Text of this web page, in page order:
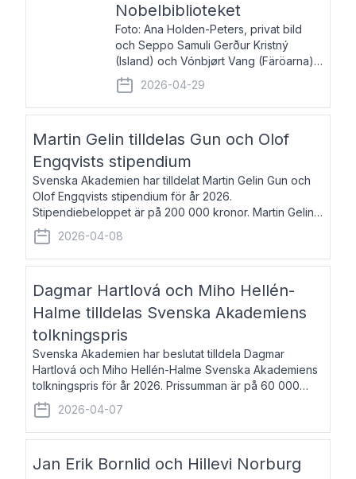
Nobelbiblioteket
Foto: Ana Holden-Peters, privat bild
och Seppo Samuli Gerður Kristný
(Island) och Vónbjørt Vang (Färöarna)
läser ur sina verk och samtalar med
John Swedenmark. De läser upp på
färöiska, isländska och svenska och
2026-04-29
Martin Gelin tilldelas Gun och Olof
Engqvists stipendium
Svenska Akademien har tilldelat Martin Gelin Gun och
Olof Engqvists stipendium för år 2026.
Stipendiebeloppet är på 200 000 kronor. Martin Gelin,
född 1978, är journalist och författare. Han lever
numera i Paris men var under många år bosat
2026-04-08
Dagmar Hartlová och Miho Hellén-
Halme tilldelas Svenska Akademiens
tolkningspris
Svenska Akademien har beslutat tilldela Dagmar
Hartlová och Miho Hellén-Halme Svenska Akademiens
tolkningspris för år 2026. Prissumman är på 60 000
kronor var. Dagmar Hartlová, född 1951, översätter
huvudsakligen från svenska till tjeckiska
2026-04-07
Jan Erik Bornlid och Hillevi Norburg